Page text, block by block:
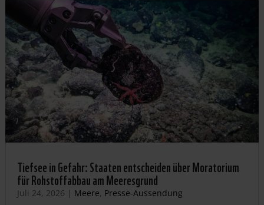
Tiefsee in Gefahr: Staaten entscheiden über Moratorium
für Rohstoffabbau am Meeresgrund
Juli 24, 2026 | Meere, Presse-Aussendung